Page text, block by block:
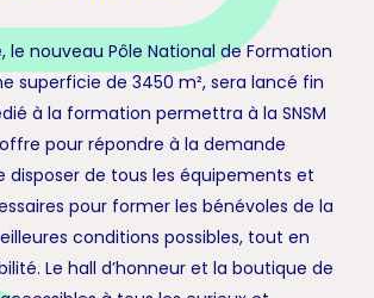
le nouveau Pôle National de Formation
superficie de 3450 m², sera lancé fin
à la formation permettra à la SNSM
pour répondre à la demande
disposer de tous les équipements et
pour former les bénévoles de la
conditions possibles, tout en
Le hall d’honneur et la boutique de